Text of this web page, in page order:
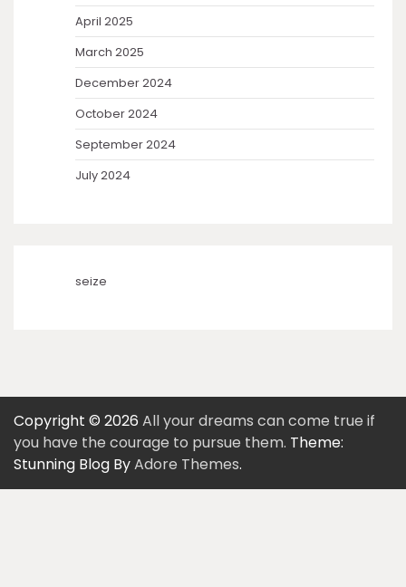
April 2025
March 2025
December 2024
October 2024
September 2024
July 2024
seize
Copyright © 2026 All your dreams can come true if
you have the courage to pursue them. Theme:
Stunning Blog ByAdore Themes.